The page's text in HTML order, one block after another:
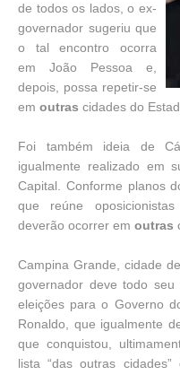
de todos os lados, o ex-
governador sugeriu que
o tal encontro ocorra
em João Pessoa e,
depois, possa repetir-se
em outras cidades do
Foi também ideia de
igualmente realizado em
Capital. Conforme planos
que reúne
deverão ocorrer em outras
Campina Grande, cidade
governador deve todo
eleições para o Governo
Ronaldo, que igualmente
que conquistou,
lista “das outras